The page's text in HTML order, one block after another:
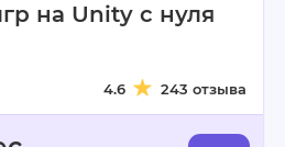
на Unity с нуля
4.6 243 отзыва